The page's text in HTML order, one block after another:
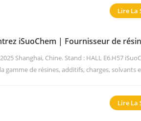
Lire La
iSuoChem | Fournisseur de
Shanghai, Chine. Stand : HALL E6.H57
gamme de résines, additifs, charges, solvants
Lire La